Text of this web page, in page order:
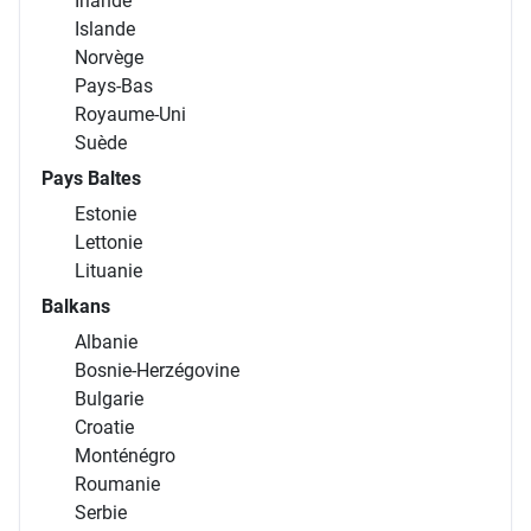
Norvège
Pays-Bas
Royaume-Uni
Suède
Pays Baltes
Estonie
Lettonie
Lituanie
Balkans
Albanie
Bosnie-Herzégovine
Bulgarie
Croatie
Monténégro
Roumanie
Serbie
Slovénie